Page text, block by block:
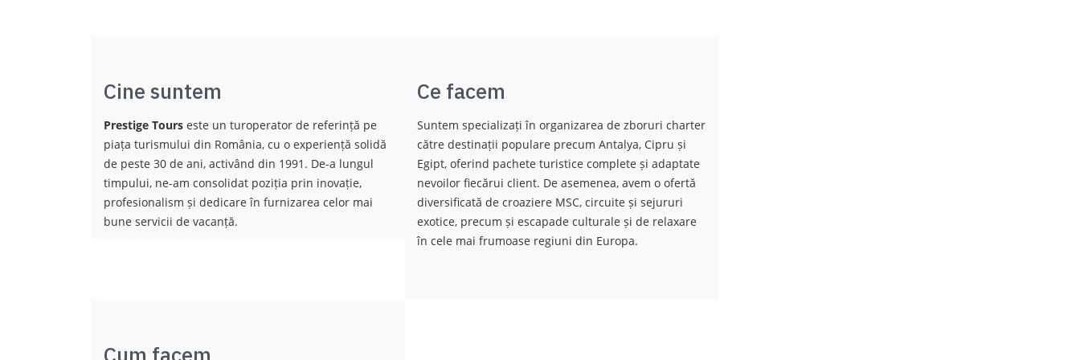
Cine suntem
Prestige Tours este un turoperator de referință pe
piața turismului din România, cu o experiență solidă
de peste 30 de ani, activând din 1991. De-a lungul
timpului, ne-am consolidat poziția prin inovație,
profesionalism și dedicare în furnizarea celor mai
bune servicii de vacanță.
Ce facem
Suntem specializați în organizarea de zboruri charter
către destinații populare precum Antalya, Cipru și
Egipt, oferind pachete turistice complete și adaptate
nevoilor fiecărui client. De asemenea, avem o ofertă
diversificată de croaziere MSC, circuite și sejururi
exotice, precum și escapade culturale și de relaxare
în cele mai frumoase regiuni din Europa.
Cum facem